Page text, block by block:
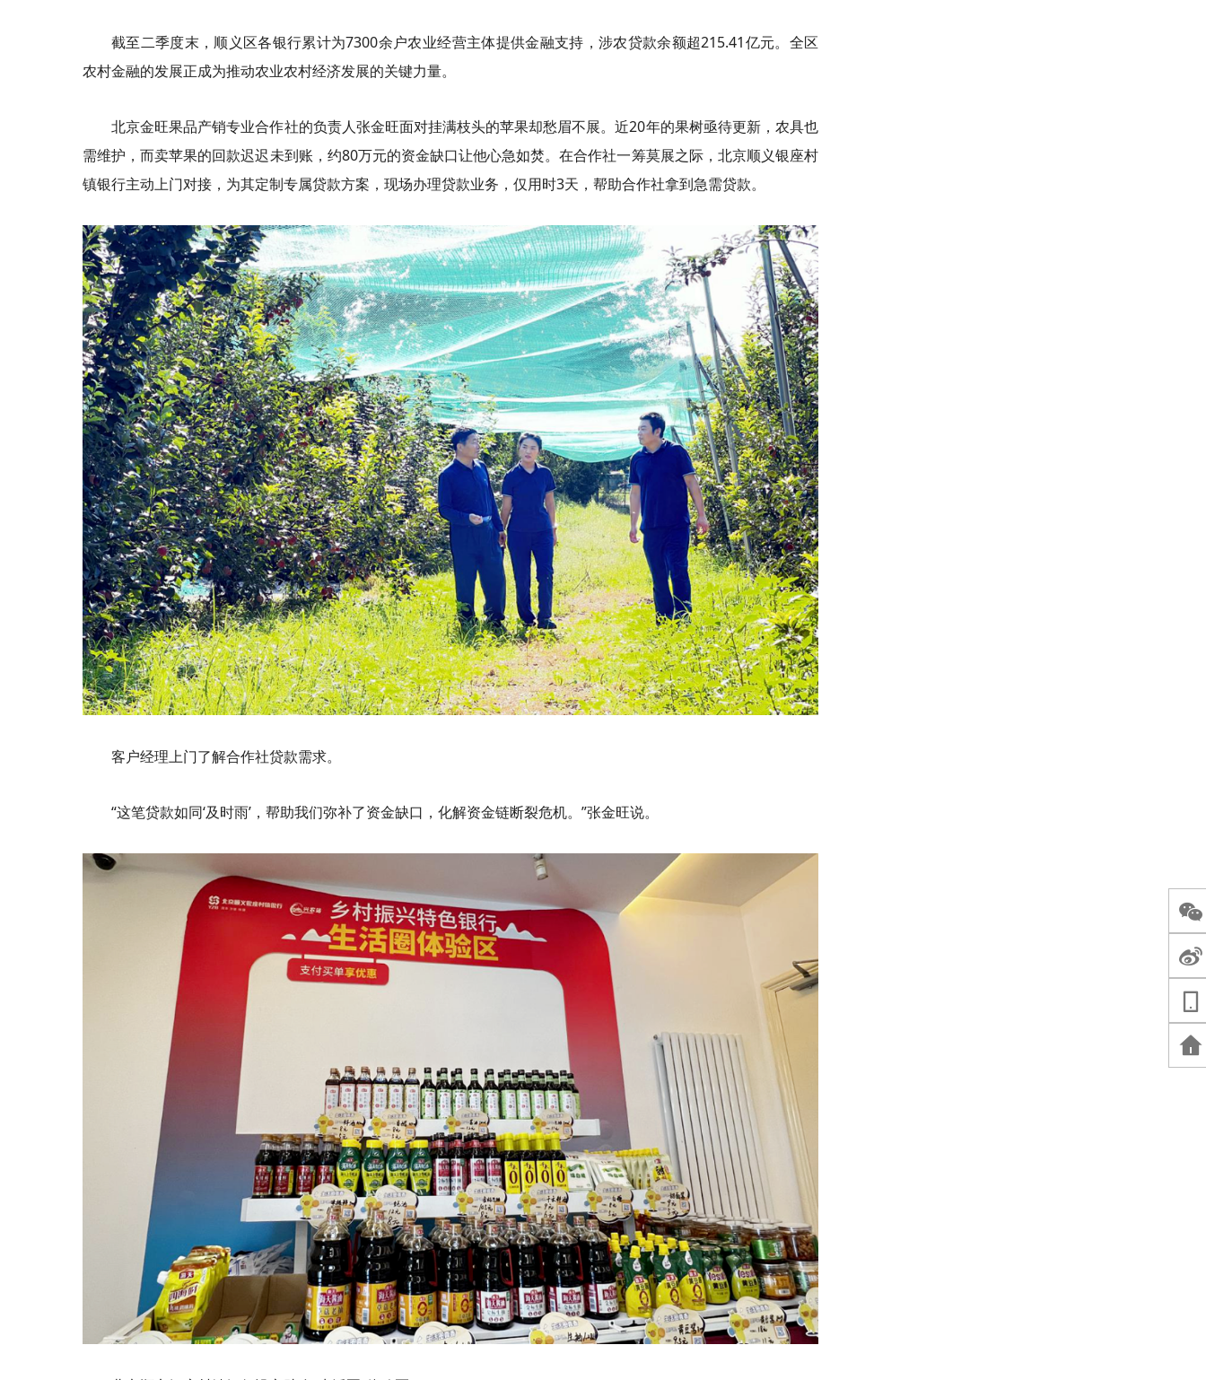
截至二季度末，顺义区各银行累计为7300余户农业经营主体提供金融支持，涉农贷款余额超215.41亿元。全区
农村金融的发展正成为推动农业农村经济发展的关键力量。
北京金旺果品产销专业合作社的负责人张金旺面对挂满枝头的苹果却愁眉不展。近20年的果树亟待更新，农具也
需维护，而卖苹果的回款迟迟未到账，约80万元的资金缺口让他心急如焚。在合作社一筹莫展之际，北京顺义银座村
镇银行主动上门对接，为其定制专属贷款方案，现场办理贷款业务，仅用时3天，帮助合作社拿到急需贷款。
客户经理上门了解合作社贷款需求。
“这笔贷款如同‘及时雨’，帮助我们弥补了资金缺口，化解资金链断裂危机。”张金旺说。